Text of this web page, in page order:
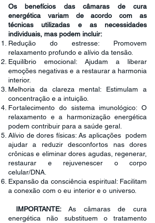
Os benefícios das câmaras de cura
energética variam de acordo com as
técnicas utilizadas e as necessidades
individuais, mas podem incluir:
Redução do estresse: Promovem
relaxamento profundo e alívio da tensão.
Equilíbrio emocional: Ajudam a liberar
emoções negativas e a restaurar a harmonia
interior.
Melhoria da clareza mental: Estimulam a
concentração e a intuição.
Fortalecimento do sistema imunológico: O
relaxamento e a harmonização energética
podem contribuir para a saúde geral.
Alívio de dores físicas: As aplicações podem
ajudar a reduzir desconfortos nas dores
crônicas e eliminar dores agudas, regenerar,
restaurar e rejuvenescer o corpo
celular/DNA.
Expansão da consciência espiritual: Facilitam
a conexão com o eu interior e o universo.
IMPORTANTE:As câmaras de cura
energética não substituem o tratamento